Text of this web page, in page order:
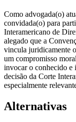
Como advogada(o)
convidada(o) para
Interamericano de
alegado que a
vincula juridicamente
um compromisso
invocar o conhecido e
decisão da Corte
especialmente
Alternativas